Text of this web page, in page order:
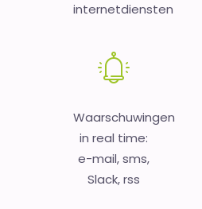
internetdiensten
Waarschuwingen
in real time:
e-mail, sms,
Slack, rss